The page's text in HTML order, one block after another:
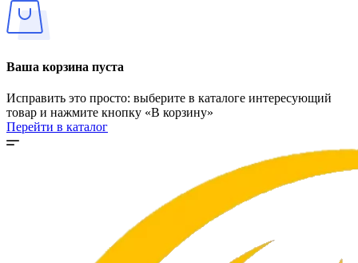
Ваша корзина пуста
Исправить это просто: выберите в каталоге интересующий
товар и нажмите кнопку «В корзину»
Перейти в каталог